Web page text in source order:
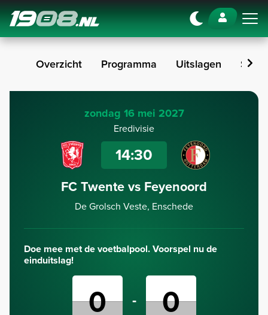
Navigation
Overzicht Programma Uitslagen Stand
zondag 16 mei 2027
Eredivisie
14:30
FC Twente vs Feyenoord
De Grolsch Veste, Enschede
Doe mee met de voetbalpool. Voorspel nu de
einduitslag!
-